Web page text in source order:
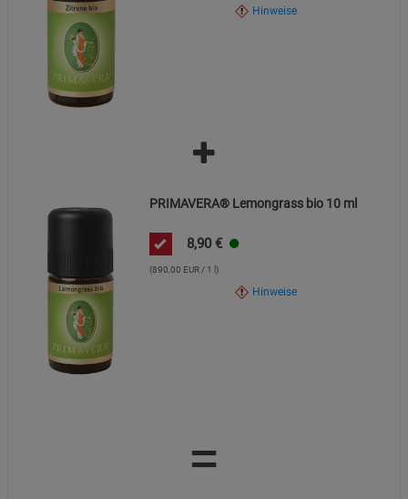
Hinweise
PRIMAVERA® Lemongrass bio 10 ml
8,90 €
(890,00 EUR / 1 l)
Hinweise
=